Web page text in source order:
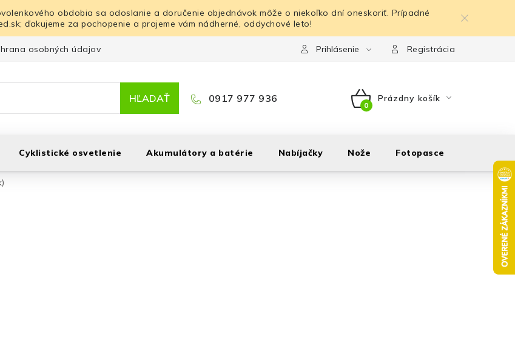
obdobia sa odoslanie a doručenie objednávok môže o niekoľko dní oneskoriť. Prípadné
ďakujeme za pochopenie a prajeme vám nádherné, oddychové leto!
osobných údajov Prihlásenie Registrácia
HĽADAŤ 0917 977 936
NÁKUPNÝ
Prázdny košík
Cyklistické osvetlenie Akumulátory a batérie Nabíjačky Nože Fotopasce